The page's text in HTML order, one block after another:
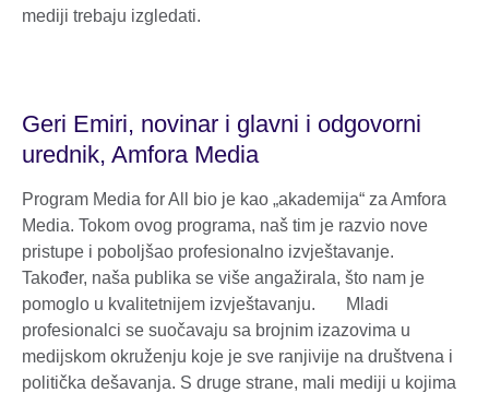
mediji trebaju izgledati.
Geri Emiri, novinar i glavni i odgovorni
urednik, Amfora Media
Program Media for All bio je kao „akademija“ za Amfora
Media. Tokom ovog programa, naš tim je razvio nove
pristupe i poboljšao profesionalno izvještavanje.
Također, naša publika se više angažirala, što nam je
pomoglo u kvalitetnijem izvještavanju. Mladi
profesionalci se suočavaju sa brojnim izazovima u
medijskom okruženju koje je sve ranjivije na društvena i
politička dešavanja. S druge strane, mali mediji u kojima